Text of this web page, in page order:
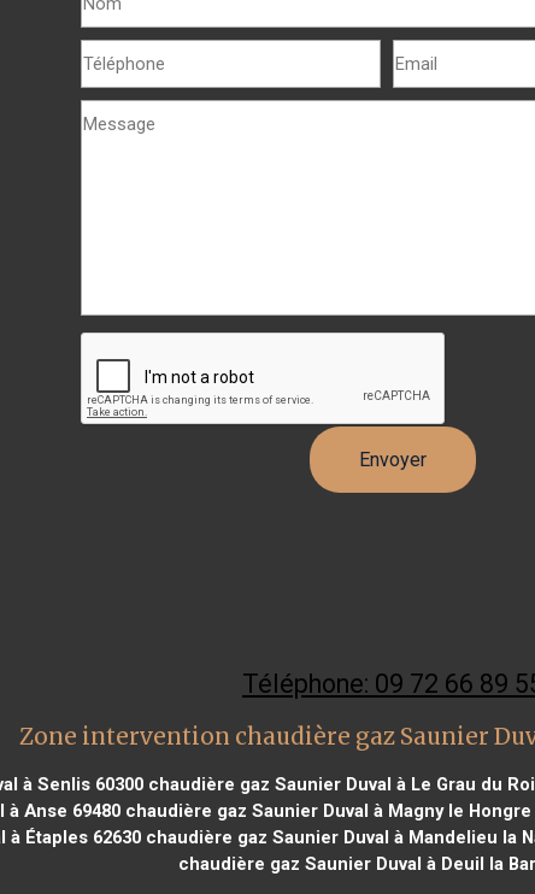
Téléphone: 09 72 66 89
Zone intervention chaudière gaz Saunier
à Senlis 60300chaudière gaz Saunier Duval à Le Grau du Roi
Anse 69480chaudière gaz Saunier Duval à Magny le Hongre
à Étaples 62630 chaudière gaz Saunier Duval à Mandelieu la
chaudière gaz Saunier Duval à Deuil la